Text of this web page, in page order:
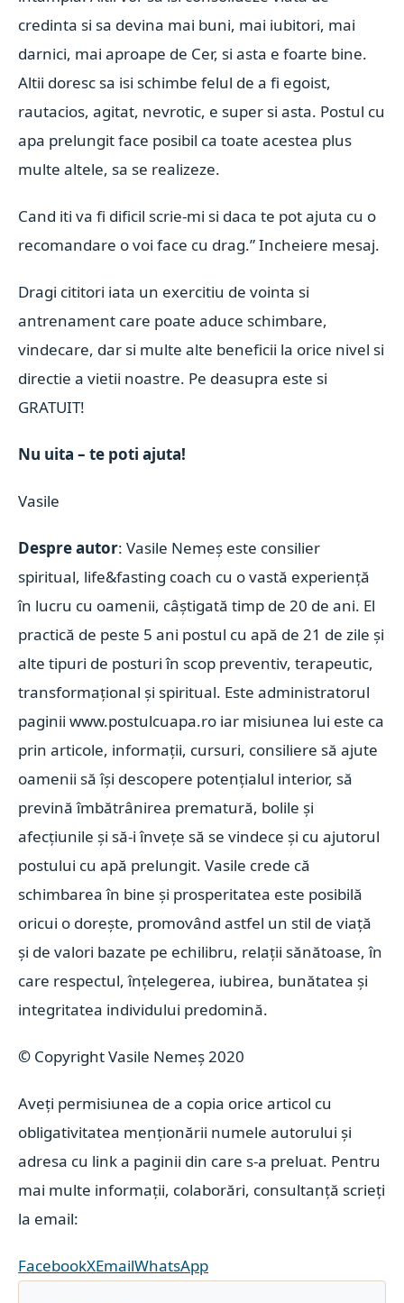
credinta si sa devina mai buni, mai iubitori, mai
darnici, mai aproape de Cer, si asta e foarte bine.
Altii doresc sa isi schimbe felul de a fi egoist,
rautacios, agitat, nevrotic, e super si asta. Postul cu
apa prelungit face posibil ca toate acestea plus
multe altele, sa se realizeze.
Cand iti va fi dificil scrie-mi si daca te pot ajuta cu o
recomandare o voi face cu drag.” Incheiere mesaj.
Dragi cititori iata un exercitiu de vointa si
antrenament care poate aduce schimbare,
vindecare, dar si multe alte beneficii la orice nivel si
directie a vietii noastre. Pe deasupra este si
GRATUIT!
Nu uita – te poti ajuta!
Vasile
Despre autor: Vasile Nemeș este consilier
spiritual, life&fasting coach cu o vastă experiență
în lucru cu oamenii, câștigată timp de 20 de ani. El
practică de peste 5 ani postul cu apă de 21 de zile și
alte tipuri de posturi în scop preventiv, terapeutic,
transformațional și spiritual. Este administratorul
paginii www.postulcuapa.ro iar misiunea lui este ca
prin articole, informații, cursuri, consiliere să ajute
oamenii să își descopere potențialul interior, să
prevină îmbătrânirea prematură, bolile și
afecțiunile și să-i învețe să se vindece și cu ajutorul
postului cu apă prelungit. Vasile crede că
schimbarea în bine și prosperitatea este posibilă
oricui o dorește, promovând astfel un stil de viață
și de valori bazate pe echilibru, relații sănătoase, în
care respectul, înțelegerea, iubirea, bunătatea și
integritatea individului predomină.
© Copyright Vasile Nemeș 2020
Aveți permisiunea de a copia orice articol cu
obligativitatea menționării numele autorului și
adresa cu link a paginii din care s-a preluat. Pentru
mai multe informații, colaborări, consultanță scrieți
la email:
FacebookXEmailWhatsApp